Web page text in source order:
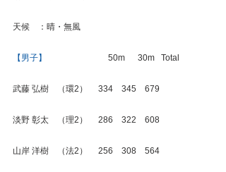
天候　：晴・無風
【男子】 50m　  30m   Total
武藤 弘樹　（環2）     334    345    679
淡野 彰太　（理2）     286    322    608
山岸 洋樹　（法2）     256    308    564